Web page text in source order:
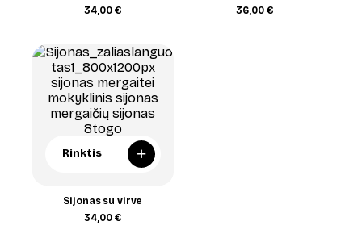
34,00 € 36,00€
Rinktis +
Sijonas su virve
34,00 €